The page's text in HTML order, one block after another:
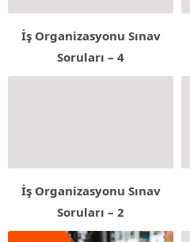
İş Organizasyonu Sınav
Soruları – 4
İş Organizasyonu Sınav
Soruları – 2